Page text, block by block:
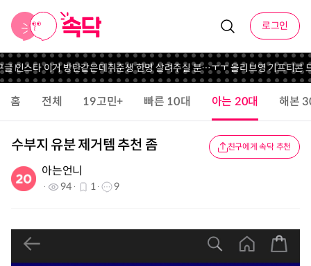
로그인
인스타 이거 방탄같은데취준생 한명 살려주실 분…ㅜㅜ 올리브영 기프티콘 드
홈 전체 19고민+ 빠른 10대 아는 20대 해본
수부지 유분 제거템 추천 좀 친구에게 속닥 추천
아는언니
94 1 9